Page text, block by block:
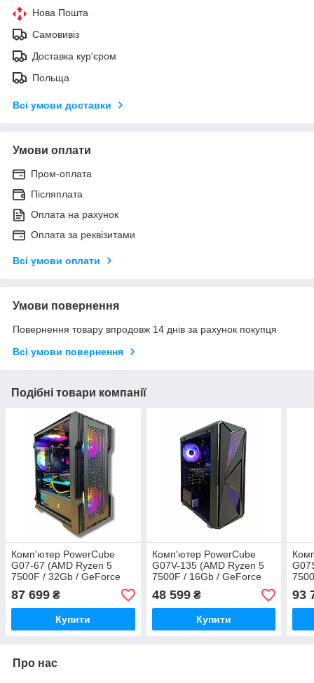
Нова Пошта
Самовивіз
Доставка кур'єром
Польща
Всі умови доставки
Умови оплати
Пром-оплата
Післяплата
Оплата на рахунок
Оплата за реквізитами
Всі умови оплати
Умови повернення
Повернення товару впродовж 14 днів за рахунок покупця
Всі умови повернення
Подібні товари компанії
Комп'ютер PowerCube
G07-67 (AMD Ryzen 5
7500F / 32Gb / GeForce
RTX 5060 Ti 16GB / SSD
1Tb / 600W / USB 3.2)
87 699 ₴
Купити
Комп'ютер PowerCube
G07V-135 (AMD Ryzen 5
7500F / 16Gb / GeForce
RTX 3060 12GB / SSD
512Gb / 600W / USB 3.2)
48 599₴
Купити
1Tb
93
Про нас